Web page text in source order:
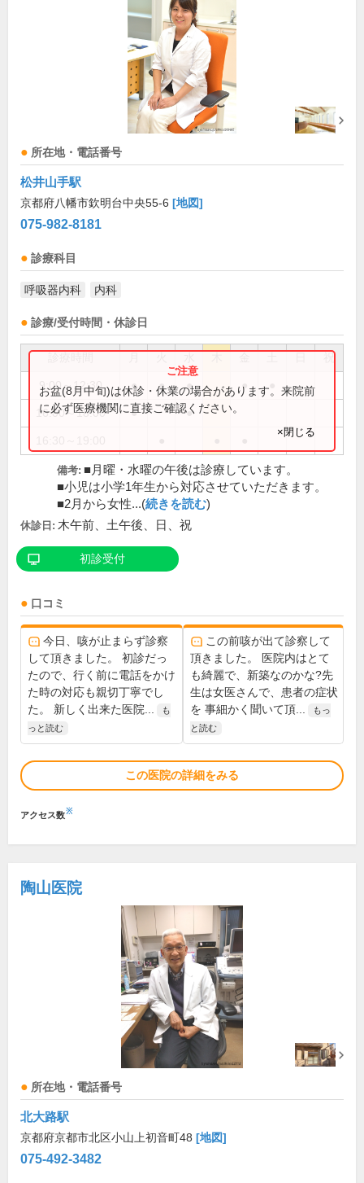
所在地・電話番号
松井山手駅
京都府八幡市欽明台中央55-6 [地図]
075-982-8181
診療科目
呼吸器内科 内科
診療/受付時間・休診日
祝
9:00～12:30 ● ● ● ●
16:00～18:00 ● ●
お盆(8月中旬)は休診・休業の場合があります。来院前
に必ず医療機関に直接ご確認ください。
×閉じる
備考: ■月曜・水曜の午後は診療しています。
■小児は小学1年生から対応させていただきます。
■2月から女性...(続きを読む)
休診日: 木午前、土午後、日、祝
初診受付
口コミ
今日、咳が止まらず診察
して頂きました。 初診だっ
たので、行く前に電話をかけ
た時の対応も親切丁寧でし
た。 新しく出来た医院...
も
っと読む
この前咳が出て診察して
頂きました。 医院内はとて
も綺麗で、新築なのかな?先
生は女医さんで、患者の症状
を 事細かく聞いて頂...
もっ
と読む
この医院の詳細をみる
アクセス数※
陶山医院
所在地・電話番号
北大路駅
京都府京都市北区小山上初音町48 [地図]
075-492-3482